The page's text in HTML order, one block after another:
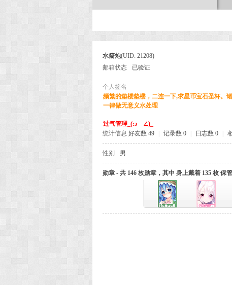
水箭炮(UID: 21208)
邮箱状态
已验证
个人签名
频繁的垫楼垫楼，二连一下,求星币宝石圣杯。
一律做无意义水处理
过气管理_(:зゝ∠)_
统计信息 好友数 49 记录数 0 日志数 0
性别 男
勋章 - 共 146 枚勋章，其中 身上戴着 135 枚 保